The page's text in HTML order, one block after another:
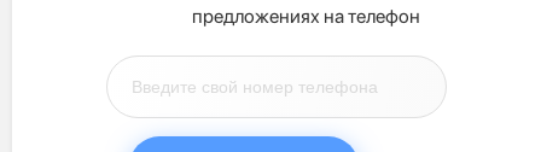
предложениях на телефон